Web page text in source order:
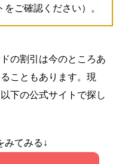
ご確認ください）。
の割引は今のところあ
こともあります。現
下の公式サイトで探し
みてみる↓